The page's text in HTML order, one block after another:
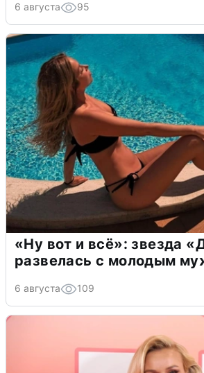
6 августа 95
«Ну вот и всё»: звезда
развелась с молодым
6 августа 109